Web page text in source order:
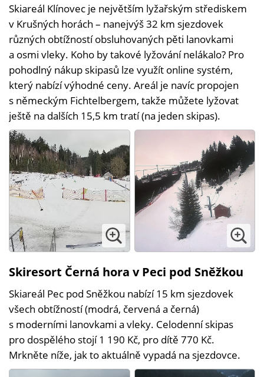
Skiareál Klínovec je největším lyžařským střediskem
v Krušných horách – nanejvýš 32 km sjezdovek
různých obtížností obsluhovaných pěti lanovkami
a osmi vleky. Koho by takové lyžování nelákalo? Pro
pohodlný nákup skipasů lze využít online systém,
který nabízí výhodné ceny. Areál je navíc propojen
s německým Fichtelbergem, takže můžete lyžovat
ještě na dalších 15,5 km tratí (na jeden skipas).
Skiresort Černá hora v Peci pod Sněžkou
Skiareál Pec pod Sněžkou nabízí 15 km sjezdovek
všech obtížností (modrá, červená a černá)
s moderními lanovkami a vleky. Celodenní skipas
pro dospělého stojí 1 190 Kč, pro dítě 770 Kč.
Mrkněte níže, jak to aktuálně vypadá na sjezdovce.